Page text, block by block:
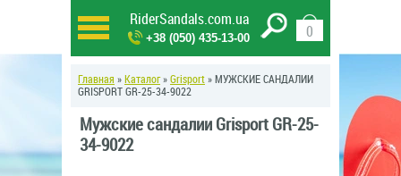
RiderSandals.com.ua
+38 (050) 435-13-00 0
Главная » Каталог» Grisport » МУЖСКИЕ САНДАЛИИ
GRISPORT GR-25-34-9022
Мужские сандалии Grisport GR-25-
34-9022